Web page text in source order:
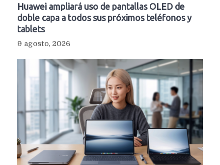
Huawei ampliará uso de pantallas OLED de
doble capa a todos sus próximos teléfonos y
tablets
9 agosto, 2026